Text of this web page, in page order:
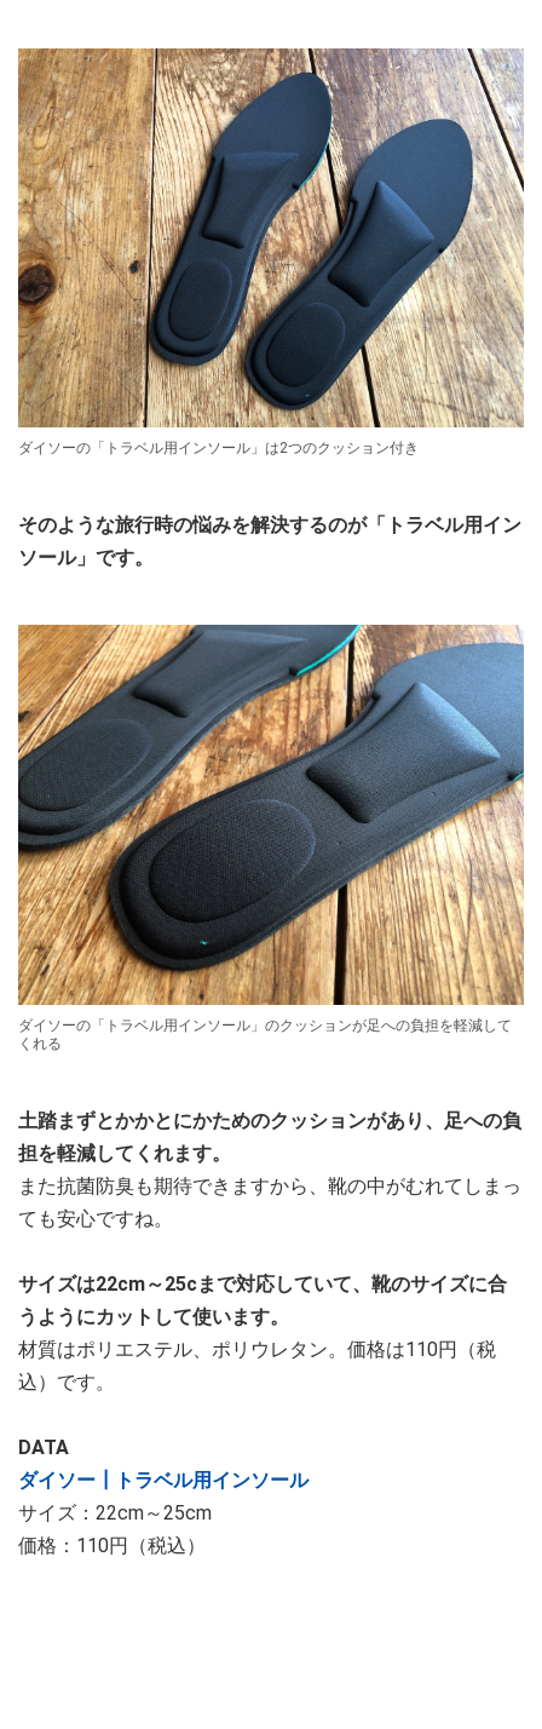
ダイソーの「トラベル用インソール」は2つのクッション付き
そのような旅行時の悩みを解決するのが「トラベル用イン
ソール」です。
ダイソーの「トラベル用インソール」のクッションが足への負担を軽減して
くれる
土踏まずとかかとにかためのクッションがあり、足への負
担を軽減してくれます。
また抗菌防臭も期待できますから、靴の中がむれてしまっ
ても安心ですね。
サイズは22cm～25cまで対応していて、靴のサイズに合
うようにカットして使います。
材質はポリエステル、ポリウレタン。価格は110円（税
込）です。
DATA
ダイソー┃トラベル用インソール
サイズ：22cm～25cm
価格：110円（税込）